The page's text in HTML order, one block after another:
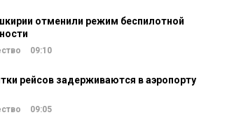
отменили режим беспилотной
09:10
рейсов задерживаются в аэропорту
09:05